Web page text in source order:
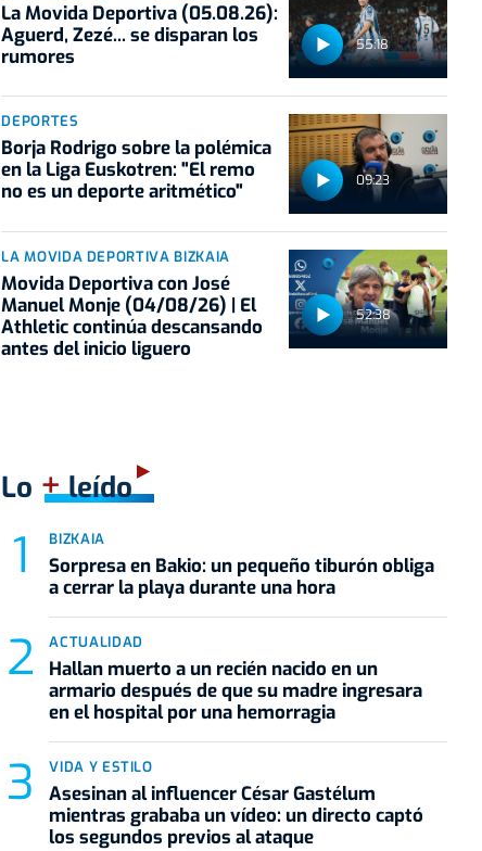
55:18
La Movida Deportiva (05.08.26):
Aguerd, Zezé... se disparan los
rumores
09:23
DEPORTES
Borja Rodrigo sobre la polémica
en la Liga Euskotren: "El remo
no es un deporte aritmético"
52:38
LA MOVIDA DEPORTIVA BIZKAIA
Movida Deportiva con José
Manuel Monje (04/08/26) | El
Athletic continúa descansando
antes del inicio liguero
Lo +leído
BIZKAIA
Sorpresa en Bakio: un pequeño tiburón obliga
a cerrar la playa durante una hora
ACTUALIDAD
Hallan muerto a un recién nacido en un
armario después de que su madre ingresara
en el hospital por una hemorragia
VIDA Y ESTILO
Asesinan al influencer César Gastélum
mientras grababa un vídeo: un directo captó
los segundos previos al ataque